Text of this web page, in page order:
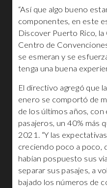
“Así que algo bueno
componentes, en este
Discover Puerto Rico, la
Centro de
se esmeran y se
tenga una buena
El directivo agregó que
enero se comportó de
de los últimos años,
pasajeros, un 40% más
2021. “Y las
creciendo poco a poco,
habían pospuesto sus
separar sus pasajes, a
bajado los números de